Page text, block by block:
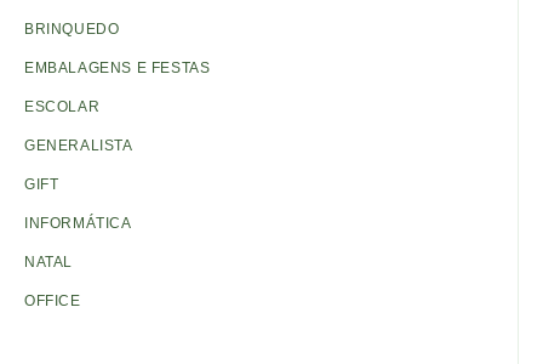
BRINQUEDO
EMBALAGENS E FESTAS
ESCOLAR
GENERALISTA
GIFT
INFORMÁTICA
NATAL
OFFICE